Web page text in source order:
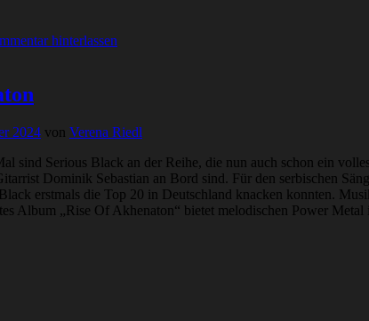
hinterlassen
2024 von Verena Riedl
sind Serious Black an der Reihe, die nun auch schon ein
Dominik Sebastian an Bord sind. Für den serbischen
erstmals die Top 20 in Deutschland knacken konnten.
Album „Rise Of Akhenaton“ bietet melodischen Power Metal